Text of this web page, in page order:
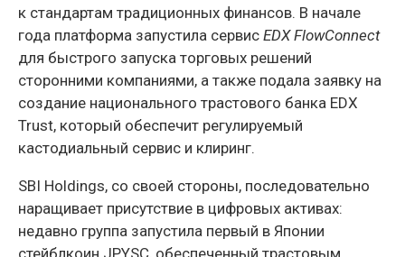
к стандартам традиционных финансов. В начале
года платформа запустила сервис EDX FlowConnect
для быстрого запуска торговых решений
сторонними компаниями, а также подала заявку на
создание национального трастового банка EDX
Trust, который обеспечит регулируемый
кастодиальный сервис и клиринг.
SBI Holdings, со своей стороны, последовательно
наращивает присутствие в цифровых активах:
недавно группа запустила первый в Японии
стейблкоин JPYSC, обеспеченный трастовым